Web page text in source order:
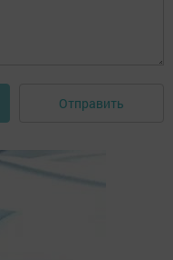
Отправить